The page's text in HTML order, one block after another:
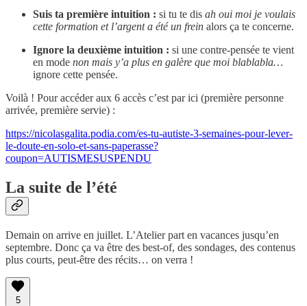
Suis ta première intuition : si tu te dis ah oui moi je voulais
cette formation et l’argent a été un frein alors ça te concerne.
Ignore la deuxième intuition : si une contre-pensée te vient
en mode non mais y’a plus en galère que moi blablabla…
ignore cette pensée.
Voilà ! Pour accéder aux 6 accès c’est par ici (première personne
arrivée, première servie) :
https://nicolasgalita.podia.com/es-tu-autiste-3-semaines-pour-lever-
le-doute-en-solo-et-sans-paperasse?
coupon=AUTISMESUSPENDU
La suite de l’été
Demain on arrive en juillet. L’Atelier part en vacances jusqu’en
septembre. Donc ça va être des best-of, des sondages, des contenus
plus courts, peut-être des récits… on verra !
5